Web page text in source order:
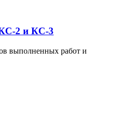
2 и КС-3
выполненных работ и